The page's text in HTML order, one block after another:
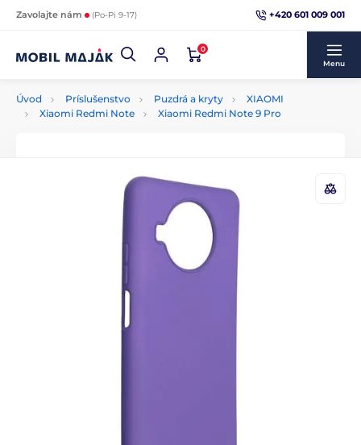
Zavolajte nám (Po-Pi 9-17) +420 601 009 001
0
Menu
Úvod Príslušenstvo Puzdrá a kryty
XIAOMI
Xiaomi Redmi Note
Xiaomi Redmi Note 9 Pro